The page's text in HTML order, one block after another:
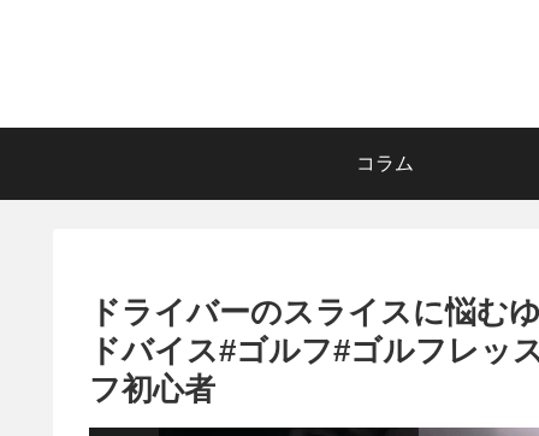
コラム
ドライバーのスライスに悩む
ドバイス#ゴルフ#ゴルフレッ
フ初心者